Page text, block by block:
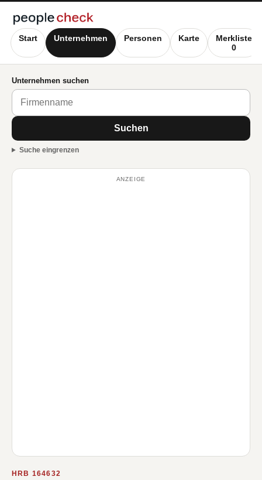
Start Unternehmen Personen Karte
Merkliste
0
Unternehmen suchen
Suchen
Suche eingrenzen
ANZEIGE
HRB 164632